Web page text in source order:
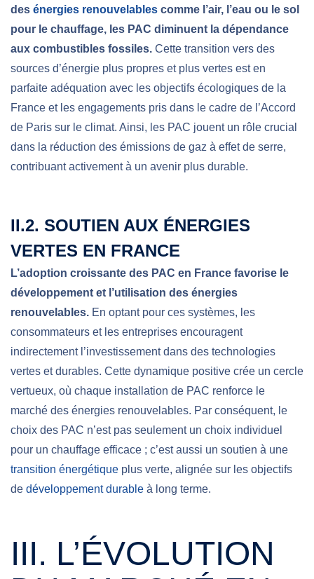
des énergies renouvelables comme l’air, l’eau ou le sol
pour le chauffage, les PAC diminuent la dépendance
aux combustibles fossiles. Cette transition vers des
sources d’énergie plus propres et plus vertes est en
parfaite adéquation avec les objectifs écologiques de la
France et les engagements pris dans le cadre de l’Accord
de Paris sur le climat. Ainsi, les PAC jouent un rôle crucial
dans la réduction des émissions de gaz à effet de serre,
contribuant activement à un avenir plus durable.
II.2. SOUTIEN AUX ÉNERGIES
VERTES EN FRANCE
L’adoption croissante des PAC en France favorise le
développement et l’utilisation des énergies
renouvelables. En optant pour ces systèmes, les
consommateurs et les entreprises encouragent
indirectement l’investissement dans des technologies
vertes et durables. Cette dynamique positive crée un cercle
vertueux, où chaque installation de PAC renforce le
marché des énergies renouvelables. Par conséquent, le
choix des PAC n’est pas seulement un choix individuel
pour un chauffage efficace ; c’est aussi un soutien à une
transition énergétique plus verte, alignée sur les objectifs
de développement durable à long terme.
III. L’ÉVOLUTION